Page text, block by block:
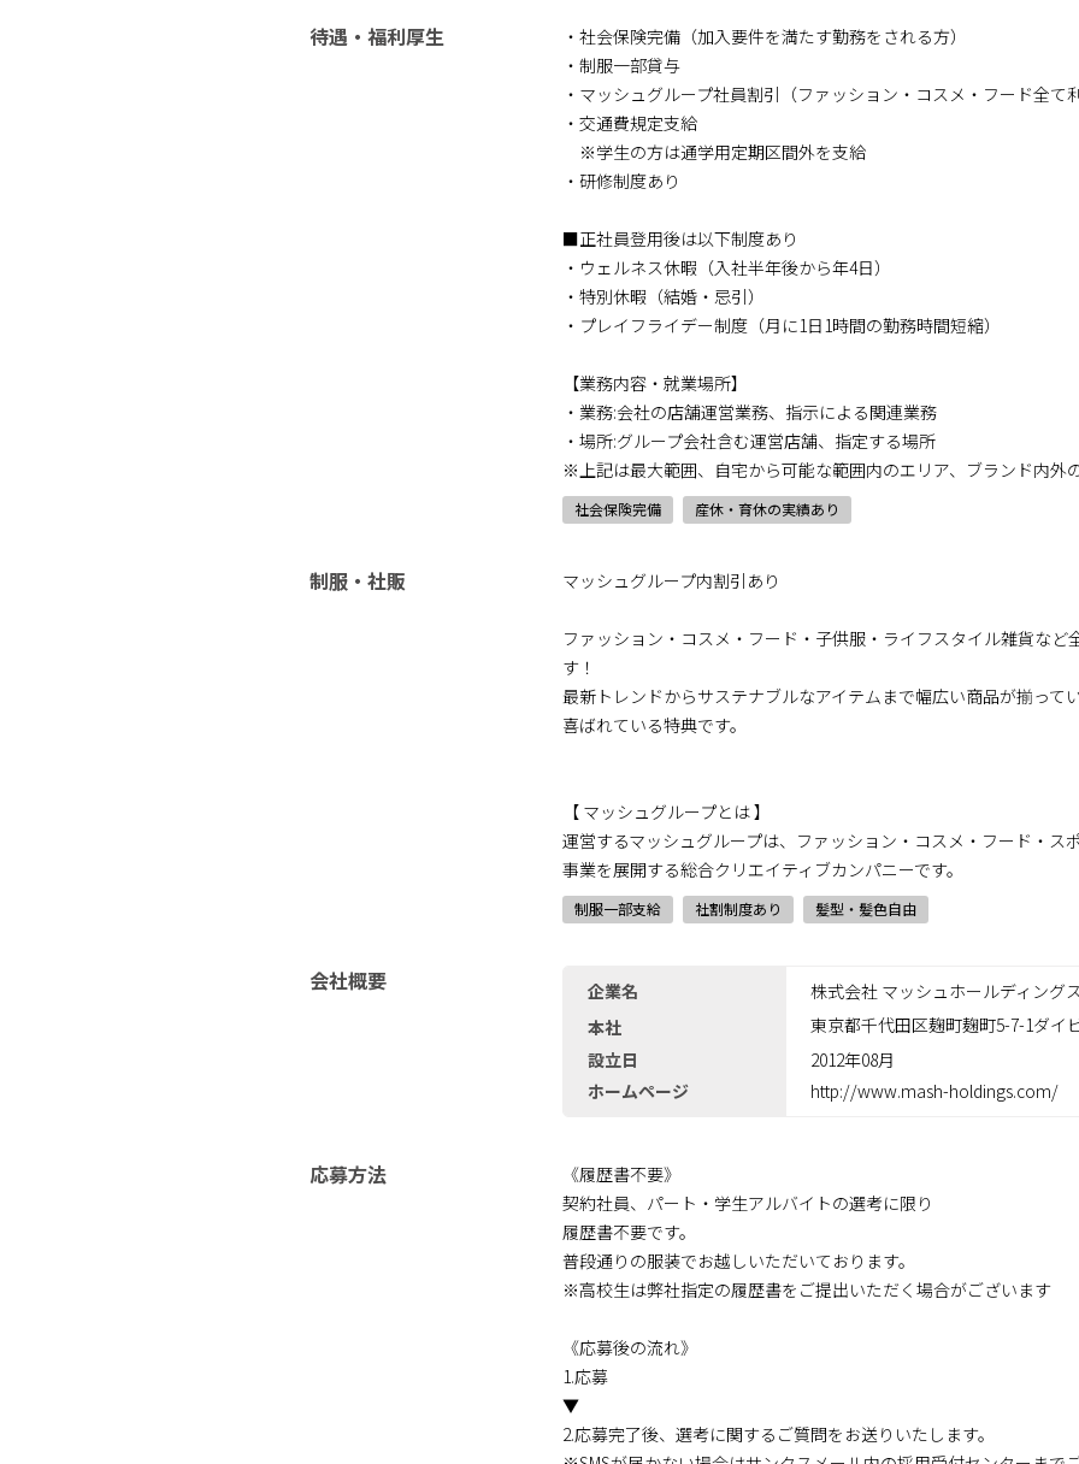
待遇・福利厚生
・社会保険完備（加入要件を満たす勤務をされる方）
・制服一部貸与
・マッシュグループ社員割引（ファッション・コスメ・フード全て
・交通費規定支給
※学生の方は通学用定期区間外を支給
・研修制度あり
■正社員登用後は以下制度あり
・ウェルネス休暇（入社半年後から年4日）
・特別休暇（結婚・忌引）
・プレイフライデー制度（月に1日1時間の勤務時間短縮）
【業務内容・就業場所】
・業務:会社の店舗運営業務、指示による関連業務
・場所:グループ会社含む運営店舗、指定する場所
※上記は最大範囲、自宅から可能な範囲内のエリア、ブランド内外
社会保険完備 産休・育休の実績あり
制服・社販 マッシュグループ内割引あり
ファッション・コスメ・フード・子供服・ライフスタイル雑貨など
す！
最新トレンドからサステナブルなアイテムまで幅広い商品が揃って
喜ばれている特典です。
【 マッシュグループとは 】
運営するマッシュグループは、ファッション・コスメ・フード・ス
事業を展開する総合クリエイティブカンパニーです。
制服一部支給 社割制度あり 髪型・髪色自由
会社概要 企業名
株式会社 マッシュホールディング
本社
東京都千代田区麹町麹町5-7-1ダイ
設立日
2012年08月
ホームページ
http://www.mash-holdings.com/
応募方法
《履歴書不要》
契約社員、パート・学生アルバイトの選考に限り
履歴書不要です。
普段通りの服装でお越しいただいております。
※高校生は弊社指定の履歴書をご提出いただく場合がございます
《応募後の流れ》
1.応募
▼
2.応募完了後、選考に関するご質問をお送りいたします。